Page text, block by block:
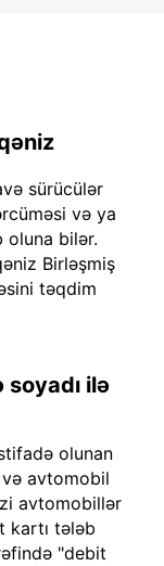
sürücülər
və ya
oluna bilər.
Birləşmiş
təqdim
soyadı ilə
olunan
və avtomobil
avtomobillər
kartı tələb
"debit